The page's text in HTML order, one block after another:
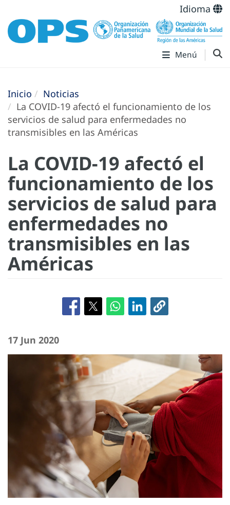
Idioma
Menú
Inicio
Noticias
La COVID-19 afectó el funcionamiento de los
servicios de salud para enfermedades no
transmisibles en las Américas
La COVID-19 afectó el
funcionamiento de los
servicios de salud para
enfermedades no
transmisibles en las
Américas
17 Jun 2020